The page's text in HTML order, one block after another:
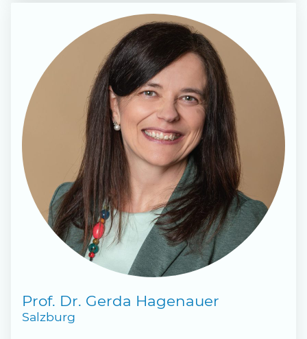
Prof. Dr. Gerda Hagenauer
Salzburg